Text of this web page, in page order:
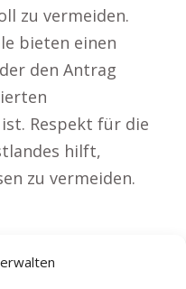
zu vermeiden.
bieten einen
den Antrag
Respekt für die
hilft,
zu vermeiden.
Peine